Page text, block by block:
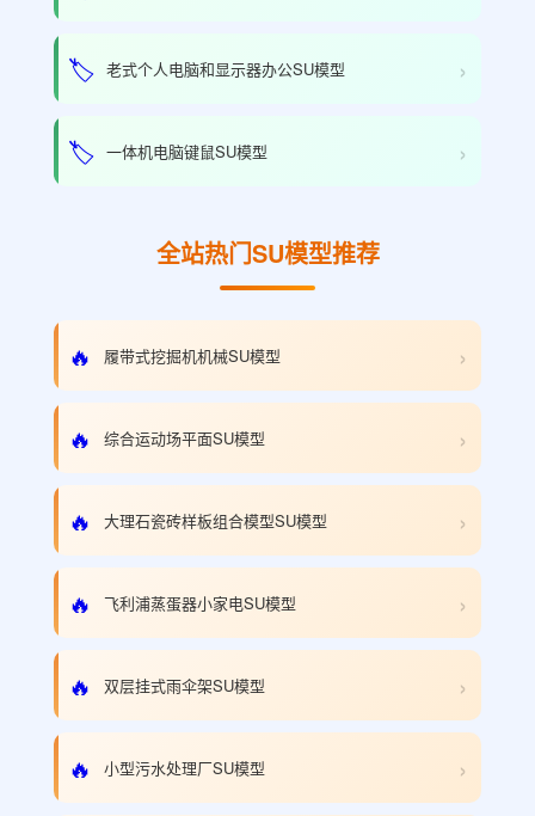
🏷️ 老式个人电脑和显示器办公SU模型 ›
🏷️ 一体机电脑键鼠SU模型 ›
全站热门SU模型推荐
🔥 履带式挖掘机机械SU模型 ›
🔥 综合运动场平面SU模型 ›
🔥 大理石瓷砖样板组合模型SU模型 ›
🔥 飞利浦蒸蛋器小家电SU模型 ›
🔥 双层挂式雨伞架SU模型 ›
🔥 小型污水处理厂SU模型 ›